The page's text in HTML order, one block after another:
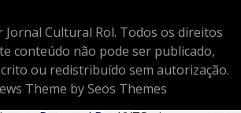
Cultural Rol. Todos os direitos
conteúdo não pode ser publicado,
ou redistribuído sem autorização.
Theme by Seos Themes